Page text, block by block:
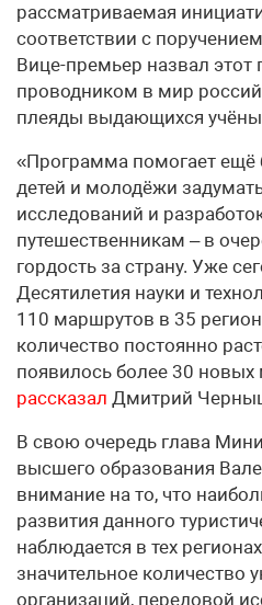
рассматриваемая
соответствии с
Вице-премьер назвал
проводником в мир
плеяды выдающихся
«Программа помогает ещё
детей и молодёжи
исследований и
путешественникам – в
гордость за страну. Уже
Десятилетия науки и
110 маршрутов в 35
количество постоянно
появилось более 30 новых
рассказал Дмитрий
В свою очередь глава
высшего образования
внимание на то, что
развития данного
наблюдается в тех
значительное количество
организаций, передовой